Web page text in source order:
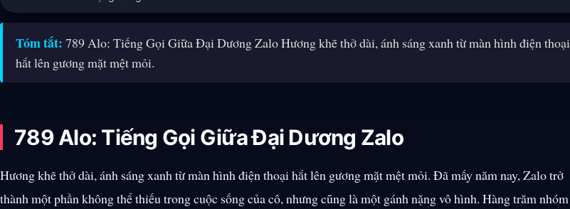
Tóm tắt: 789 Alo: Tiếng Gọi Giữa Đại Dương Zalo Hương khẽ thở dài, ánh sáng xanh từ màn hình điện thoại
hắt lên gương mặt mệt mỏi.
789 Alo: Tiếng Gọi Giữa Đại Dương Zalo
Hương khẽ thở dài, ánh sáng xanh từ màn hình điện thoại hắt lên gương mặt mệt mỏi. Đã mấy năm nay, Zalo trở
thành một phần không thể thiếu trong cuộc sống của cô, nhưng cũng là một gánh nặng vô hình. Hàng trăm nhóm